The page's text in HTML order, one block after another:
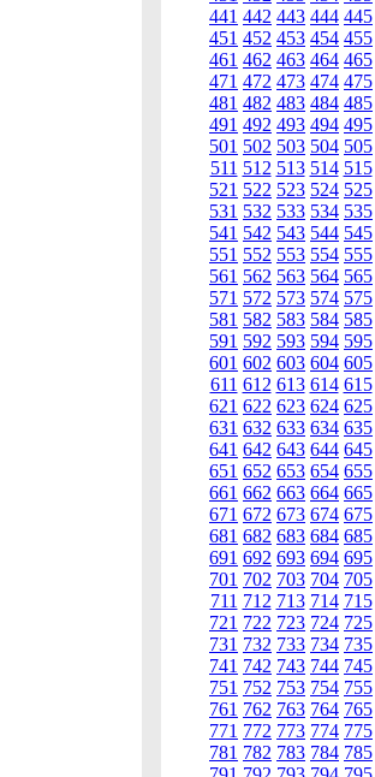
441 442 443 444 445
451 452 453 454 455
461 462 463 464 465
471 472 473 474 475
481 482 483 484 485
491 492 493 494 495
501 502 503 504 505
511 512 513 514 515
521 522 523 524 525
531 532 533 534 535
541 542 543 544 545
551 552 553 554 555
561 562 563 564 565
571 572 573 574 575
581 582 583 584 585
591 592 593 594 595
601 602 603 604 605
611 612 613 614 615
621 622 623 624 625
631 632 633 634 635
641 642 643 644 645
651 652 653 654 655
661 662 663 664 665
671 672 673 674 675
681 682 683 684 685
691 692 693 694 695
701 702 703 704 705
711 712 713 714 715
721 722 723 724 725
731 732 733 734 735
741 742 743 744 745
751 752 753 754 755
761 762 763 764 765
771 772 773 774 775
781 782 783 784 785